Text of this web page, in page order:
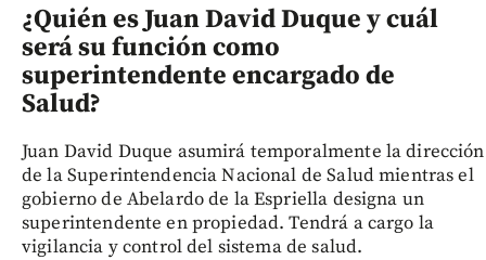
¿Quién es Juan David Duque y cuál
será su función como
superintendente encargado de
Salud?
Juan David Duque asumirá temporalmente la dirección
de la Superintendencia Nacional de Salud mientras el
gobierno de Abelardo de la Espriella designa un
superintendente en propiedad. Tendrá a cargo la
vigilancia y control del sistema de salud.